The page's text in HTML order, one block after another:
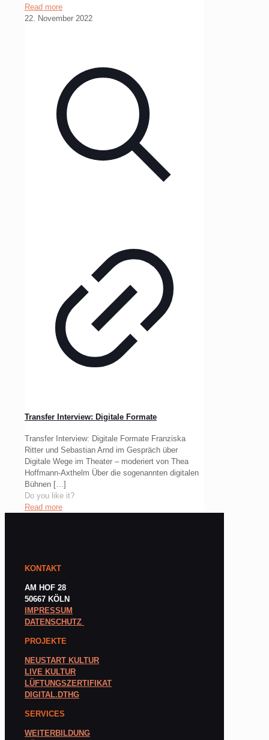
Read more
22. November 2022
Transfer Interview: Digitale Formate
Transfer Interview: Digitale Formate Franziska
Ritter und Sebastian Arnd im Gespräch über
Digitale Wege im Theater – moderiert von Thea
Hoffmann-Axthelm Über die sogenannten digitalen
Bühnen […]
Do you like it?
Read more
KONTAKT
AM HOF 28
50667 KÖLN
IMPRESSUM
DATENSCHUTZ
PROJEKTE
NEUSTART KULTUR
LIVE KULTUR
LÜFTUNGSZERTIFIKAT
DIGITAL.DTHG
SERVICES
WEITERBILDUNG